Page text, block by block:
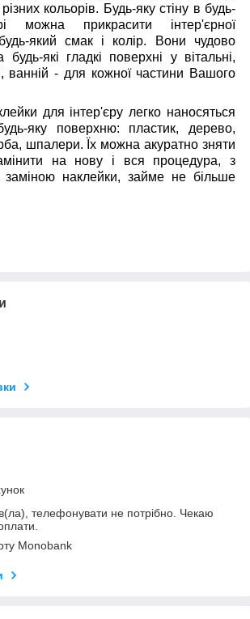
різних кольорів. Будь-яку стіну в будь-
можна прикрасити інтер'єрної
який смак і колір. Вони чудово
які гладкі поверхні у вітальні,
ванній - для кожної частини Вашого
для інтер'єру легко наносяться
яку поверхню: пластик, дерево,
шпалери. Їх можна акуратно зняти
на нову і вся процедура, з
наклейки, займе не більше
телефонувати не потрібно. Чекаю
Monobank